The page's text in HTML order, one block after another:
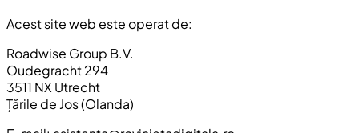
Acest site web este operat de:
Roadwise Group B.V.
Oudegracht 294
3511 NX Utrecht
Țările de Jos (Olanda)